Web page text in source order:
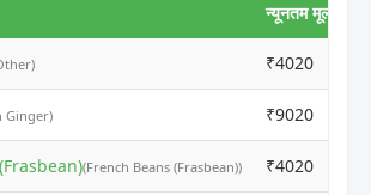
न्यूनतम मूल्य
₹4020
Ginger) ₹9020
(French Beans (Frasbean)) ₹4020